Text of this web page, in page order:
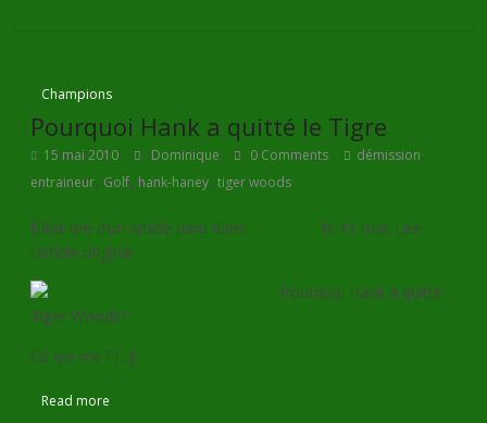
Champions
Pourquoi Hank a quitté le Tigre
15 mai 2010 Dominique 0 Comments démission,
entraineur, Golf, hank-haney,tiger woods
Billet tiré d’un article paru dans
le 11 mai. Lire
l’article original
.
Pourquoi Hank a quitté
Tiger Woods?
Ce qui me f [...]
Read more